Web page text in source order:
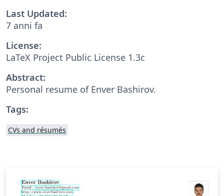
Last Updated:
7 anni fa
License:
LaTeX Project Public License 1.3c
Abstract:
Personal resume of Enver Bashirov.
Tags:
CVs and résumés